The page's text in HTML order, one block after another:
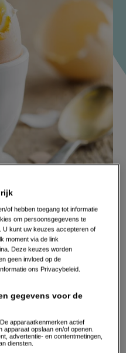
ei?
opzetten en zodra het
Waarom in koud
de schaal minder snel
de pan wanneer het
of hebben toegang tot informatie
om persoonsgegevens te
U kunt uw keuzes accepteren of
moment via de link
Deze keuzes worden
geen invloed op de
ons Privacybeleid.
gegevens voor de
apparaatkenmerken actief
apparaat opslaan en/of openen.
advertentie- en contentmetingen,
diensten.